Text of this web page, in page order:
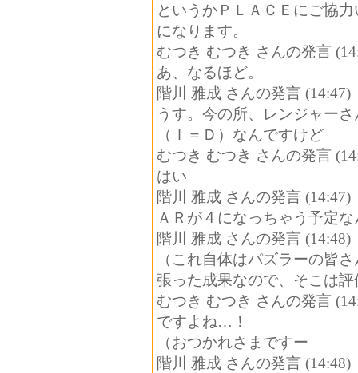
というかＰＬＡＣＥにご協
になります。
むつき むつき さんの発言
あ、なるほど。
階川 雅成 さんの発言 (14:47)
うす。今の所、レンジャー
（Ｉ＝Ｄ）なんですけど
むつき むつき さんの発言
はい
階川 雅成 さんの発言 (14:47)
ＡＲが４になっちゃう予定
階川 雅成 さんの発言 (14:48)
（これ自体はパズラーの皆
張った成果なので、そこは
むつき むつき さんの発言
ですよね…！
（おつかれさまですー
階川 雅成 さんの発言 (14:48)